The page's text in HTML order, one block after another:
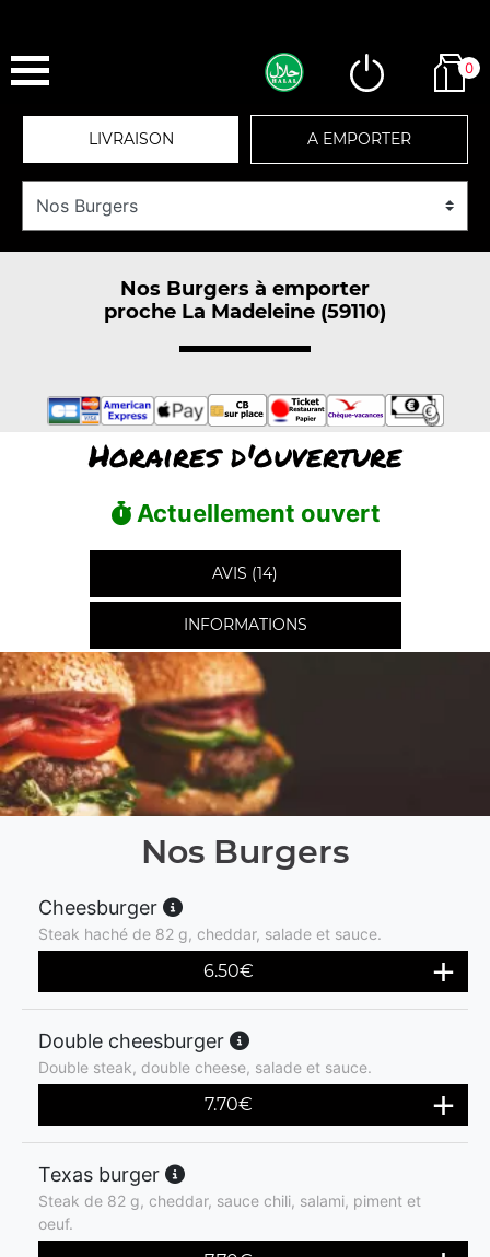
0
LIVRAISON A EMPORTER
Nos Burgers à emporter
proche La Madeleine (59110)
Horaires d'ouverture
Actuellement ouvert
AVIS (14)
INFORMATIONS
Nos Burgers
Cheesburger
Steak haché de 82 g, cheddar, salade et sauce.
6.50€
Double cheesburger
Double steak, double cheese, salade et sauce.
7.70€
Texas burger
Steak de 82 g, cheddar, sauce chili, salami, piment et
oeuf.